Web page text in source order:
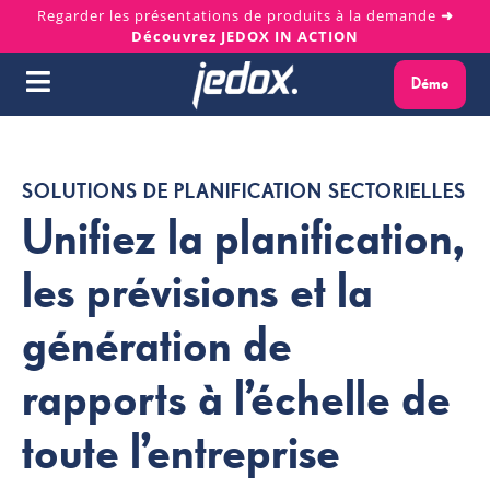
content
Regarder les présentations de produits à la demande ➜
Découvrez JEDOX IN ACTION
Toggle
Solutions
Services
Ressources
Démo
SOLUTIONS DE PLANIFICATION SECTORIELLES
Unifiez la planification,
les prévisions et la
génération de
rapports à l’échelle de
toute l’entreprise